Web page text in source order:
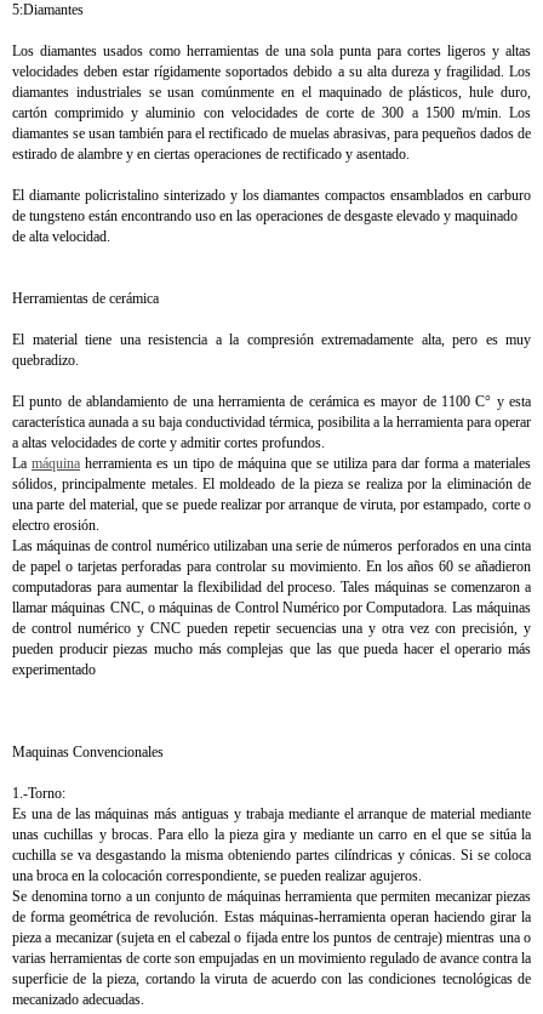
5:Diamantes
Los diamantes usados como herramientas de una sola punta para cortes ligeros y altas
velocidades deben estar rígidamente soportados debido a su alta dureza y fragilidad. Los
diamantes industriales se usan comúnmente en el maquinado de plásticos, hule duro,
cartón comprimido y aluminio con velocidades de corte de 300 a 1500 m/min. Los
diamantes se usan también para el rectificado de muelas abrasivas, para pequeños dados de
estirado de alambre y en ciertas operaciones de rectificado y asentado.
El diamante policristalino sinterizado y los diamantes compactos ensamblados en carburo
de tungsteno están encontrando uso en las operaciones de desgaste elevado y maquinado
de alta velocidad.
Herramientas de cerámica
El material tiene una resistencia a la compresión extremadamente alta, pero es muy
quebradizo.
El punto de ablandamiento de una herramienta de cerámica es mayor de 1100 C° y esta
característica aunada a su baja conductividad térmica, posibilita a la herramienta para operar
a altas velocidades de corte y admitir cortes profundos.
La máquina herramienta es un tipo de máquina que se utiliza para dar forma a materiales
sólidos, principalmente metales. El moldeado de la pieza se realiza por la eliminación de
una parte del material, que se puede realizar por arranque de viruta, por estampado, corte o
electro erosión.
Las máquinas de control numérico utilizaban una serie de números perforados en una cinta
de papel o tarjetas perforadas para controlar su movimiento. En los años 60 se añadieron
computadoras para aumentar la flexibilidad del proceso. Tales máquinas se comenzaron a
llamar máquinas CNC, o máquinas de Control Numérico por Computadora. Las máquinas
de control numérico y CNC pueden repetir secuencias una y otra vez con precisión, y
pueden producir piezas mucho más complejas que las que pueda hacer el operario más
experimentado
Maquinas Convencionales
1.-Torno:
Es una de las máquinas más antiguas y trabaja mediante el arranque de material mediante
unas cuchillas y brocas. Para ello la pieza gira y mediante un carro en el que se sitúa la
cuchilla se va desgastando la misma obteniendo partes cilíndricas y cónicas. Si se coloca
una broca en la colocación correspondiente, se pueden realizar agujeros.
Se denomina torno a un conjunto de máquinas herramienta que permiten mecanizar piezas
de forma geométrica de revolución. Estas máquinas-herramienta operan haciendo girar la
pieza a mecanizar (sujeta en el cabezal o fijada entre los puntos de centraje) mientras una o
varias herramientas de corte son empujadas en un movimiento regulado de avance contra la
superficie de la pieza, cortando la viruta de acuerdo con las condiciones tecnológicas de
mecanizado adecuadas.